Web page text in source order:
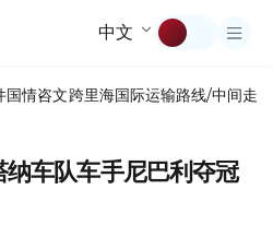
中文
国情咨文跨里海国际运输路线/中间走廊
车队车手尼巴利夺冠